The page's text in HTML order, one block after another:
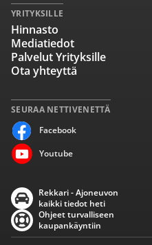
SEURAA NETTIVENETTÄ
Facebook
Youtube
YRITYKSILLE
Hinnasto
Mediatiedot
Palvelut Yrityksille
Ota yhteyttä
Rekkari - Ajoneuvon
kaikki tiedot heti
Ohjeet turvalliseen
kaupankäyntiin